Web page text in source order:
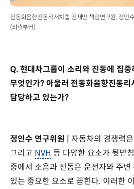
전동화음향진동리서치랩 진재민 책임연구원, 정인
(좌측부터)
Q. 현대차그룹이 소리와 진동에 집중
무엇인가? 아울러 전동화음향진동리
담당하고 있는가?
정인수 연구위원 | 자동차의 경쟁력
그리고 NVH 등 다양한 요소가 뒷받
중에서 소음과 진동은 운전자와 주
있는 중요한 요소로 꼽힌다. 이러한